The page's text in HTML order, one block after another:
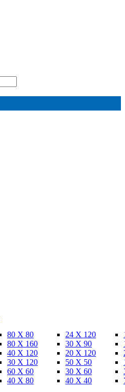
80 X 80
80 X 160
40 X 120
30 X 120
60 X 60
40 X 80
24 X 120
30 X 90
20 X 120
50 X 50
30 X 60
40 X 40